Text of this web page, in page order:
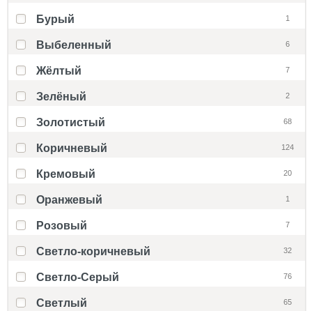
Бурый 1
Выбеленный 6
Жёлтый 7
Зелёный 2
Золотистый 68
Коричневый 124
Кремовый 20
Оранжевый 1
Розовый 7
Светло-коричневый 32
Светло-Серый 76
Светлый 65